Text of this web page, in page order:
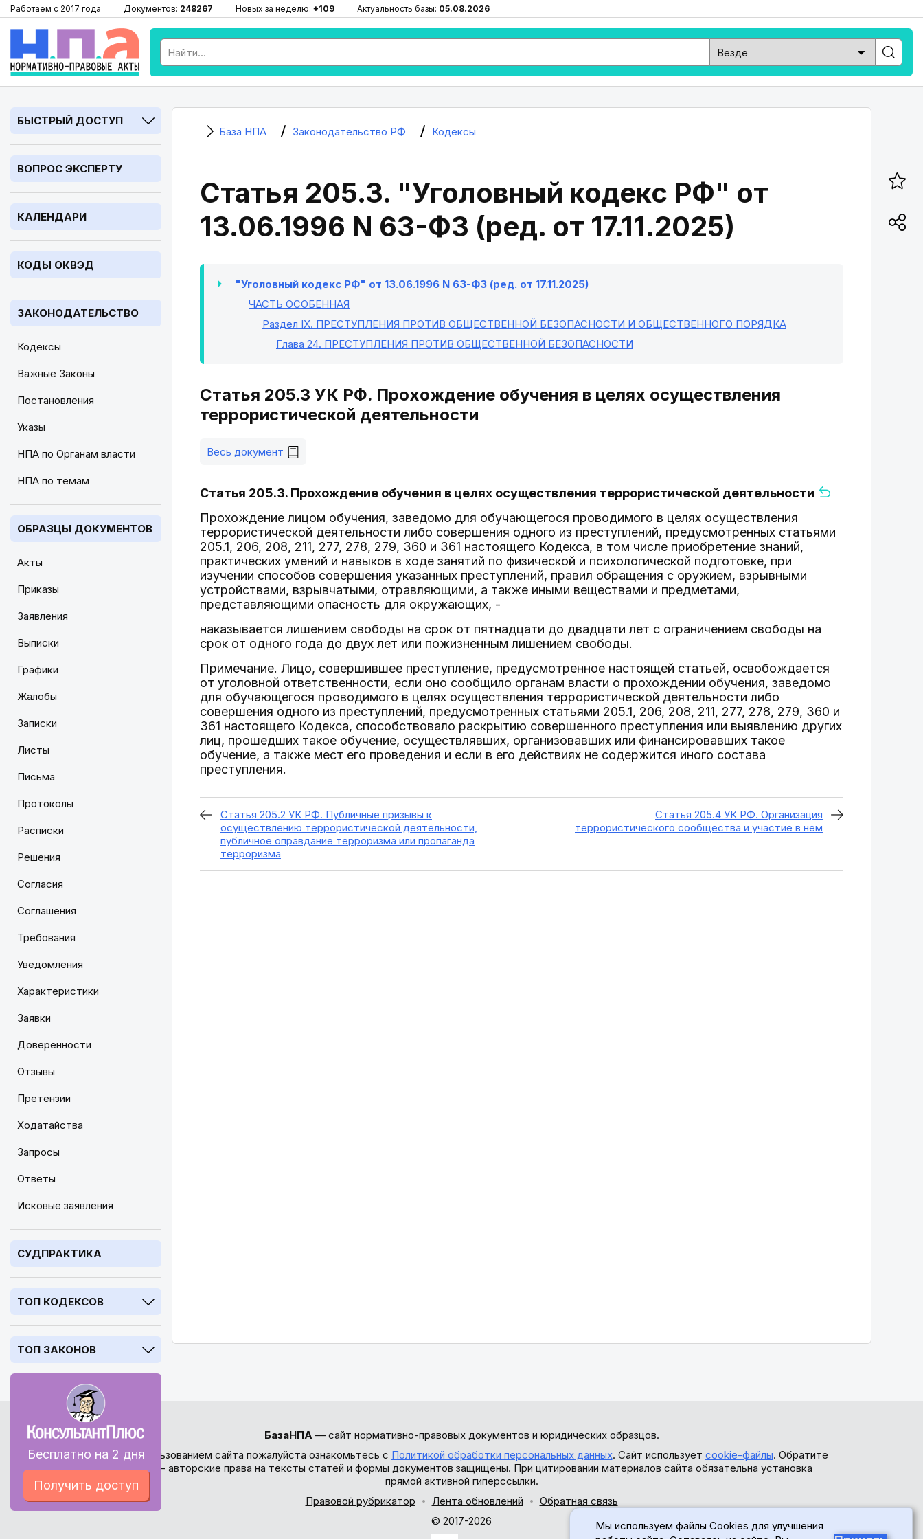
Работаем с 2017 года Документов: 248267 Новых за неделю: +109 Актуальность базы: 05.08.2026
БЫСТРЫЙ ДОСТУП
ВОПРОС ЭКСПЕРТУ
КАЛЕНДАРИ
КОДЫ ОКВЭД
ЗАКОНОДАТЕЛЬСТВО
Кодексы
Важные Законы
Постановления
Указы
НПА по Органам власти
НПА по темам
ОБРАЗЦЫ ДОКУМЕНТОВ
Акты
Приказы
Заявления
Выписки
Графики
Жалобы
Записки
Листы
Письма
Протоколы
Расписки
Решения
Согласия
Соглашения
Требования
Уведомления
Характеристики
Заявки
Доверенности
Отзывы
Претензии
Ходатайства
Запросы
Ответы
Исковые заявления
СУДПРАКТИКА
ТОП КОДЕКСОВ
ТОП ЗАКОНОВ
Бесплатно на 2 дня
Получить доступ
База НПА Законодательство РФ Кодексы
Статья 205.3. "Уголовный кодекс РФ" от
13.06.1996 N 63-ФЗ (ред. от 17.11.2025)
"Уголовный кодекс РФ" от 13.06.1996 N 63-ФЗ (ред. от 17.11.2025)
ЧАСТЬ ОСОБЕННАЯ
Раздел IX. ПРЕСТУПЛЕНИЯ ПРОТИВ ОБЩЕСТВЕННОЙ БЕЗОПАСНОСТИ И ОБЩЕСТВЕННОГО ПОРЯДКА
Глава 24. ПРЕСТУПЛЕНИЯ ПРОТИВ ОБЩЕСТВЕННОЙ БЕЗОПАСНОСТИ
Статья 205.3 УК РФ. Прохождение обучения в целях осуществления
террористической деятельности
Весь документ
Статья 205.3. Прохождение обучения в целях осуществления террористической деятельности
Прохождение лицом обучения, заведомо для обучающегося проводимого в целях осуществления
террористической деятельности либо совершения одного из преступлений, предусмотренных статьями
205.1, 206, 208, 211, 277, 278, 279, 360 и 361 настоящего Кодекса, в том числе приобретение знаний,
практических умений и навыков в ходе занятий по физической и психологической подготовке, при
изучении способов совершения указанных преступлений, правил обращения с оружием, взрывными
устройствами, взрывчатыми, отравляющими, а также иными веществами и предметами,
представляющими опасность для окружающих, -
наказывается лишением свободы на срок от пятнадцати до двадцати лет с ограничением свободы на
срок от одного года до двух лет или пожизненным лишением свободы.
Примечание. Лицо, совершившее преступление, предусмотренное настоящей статьей, освобождается
от уголовной ответственности, если оно сообщило органам власти о прохождении обучения, заведомо
для обучающегося проводимого в целях осуществления террористической деятельности либо
совершения одного из преступлений, предусмотренных статьями 205.1, 206, 208, 211, 277, 278, 279, 360 и
361 настоящего Кодекса, способствовало раскрытию совершенного преступления или выявлению других
лиц, прошедших такое обучение, осуществлявших, организовавших или финансировавших такое
обучение, а также мест его проведения и если в его действиях не содержится иного состава
преступления.
Статья 205.2 УК РФ. Публичные призывы к
осуществлению террористической деятельности,
публичное оправдание терроризма или пропаганда
терроризма
Статья 205.4 УК РФ. Организация
террористического сообщества и участие в нем
БазаНПА— сайт нормативно-правовых документов и юридических образцов.
Перед использованием сайта пожалуйста ознакомьтесь с Политикой обработки персональных данных. Сайт использует cookie-файлы. Обратите
внимание - авторские права на тексты статей и формы документов защищены. При цитировании материалов сайта обязательна установка
прямой активной гиперссылки.
Правовой рубрикатор
Лента обновлений
Обратная связь
© 2017-2026
Мы используем файлы Cookies для улучшения